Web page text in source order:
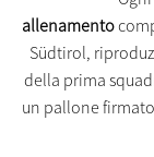
allenamento
Südtirol,
della prima
un pallone